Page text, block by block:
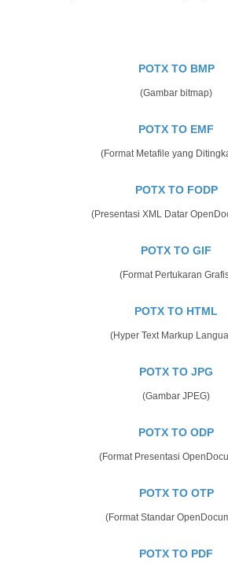
POTX TO BMP
(Gambar bitmap)
POTX TO EMF
(Format Metafile yang
POTX TO FODP
(Presentasi XML Datar
POTX TO GIF
(Format Pertukaran
POTX TO HTML
(Hyper Text Markup
POTX TO JPG
(Gambar JPEG)
POTX TO ODP
(Format Presentasi
POTX TO OTP
(Format Standar
POTX TO PDF